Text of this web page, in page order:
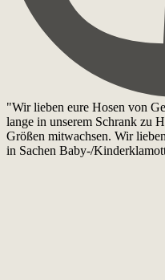
"Wir lieben eure Hosen von
lange in unserem Schrank zu
Größen mitwachsen. Wir
in Sachen Baby-/